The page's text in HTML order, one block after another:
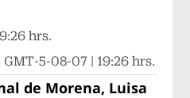
hrs.
GMT-5-08-07 | 19:26 hrs.
de Morena, Luisa